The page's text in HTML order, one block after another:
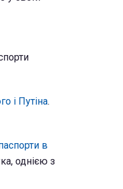
і Путіна.
в
однією з